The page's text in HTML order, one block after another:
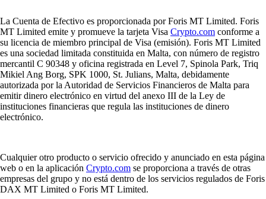
La Cuenta de Efectivo es proporcionada por Foris MT Limited. Foris
MT Limited emite y promueve la tarjeta Visa Crypto.com conforme a
su licencia de miembro principal de Visa (emisión). Foris MT Limited
es una sociedad limitada constituida en Malta, con número de registro
mercantil C 90348 y oficina registrada en Level 7, Spinola Park, Triq
Mikiel Ang Borg, SPK 1000, St. Julians, Malta, debidamente
autorizada por la Autoridad de Servicios Financieros de Malta para
emitir dinero electrónico en virtud del anexo III de la Ley de
instituciones financieras que regula las instituciones de dinero
electrónico.
Cualquier otro producto o servicio ofrecido y anunciado en esta página
web o en la aplicación Crypto.com se proporciona a través de otras
empresas del grupo y no está dentro de los servicios regulados de Foris
DAX MT Limited o Foris MT Limited.